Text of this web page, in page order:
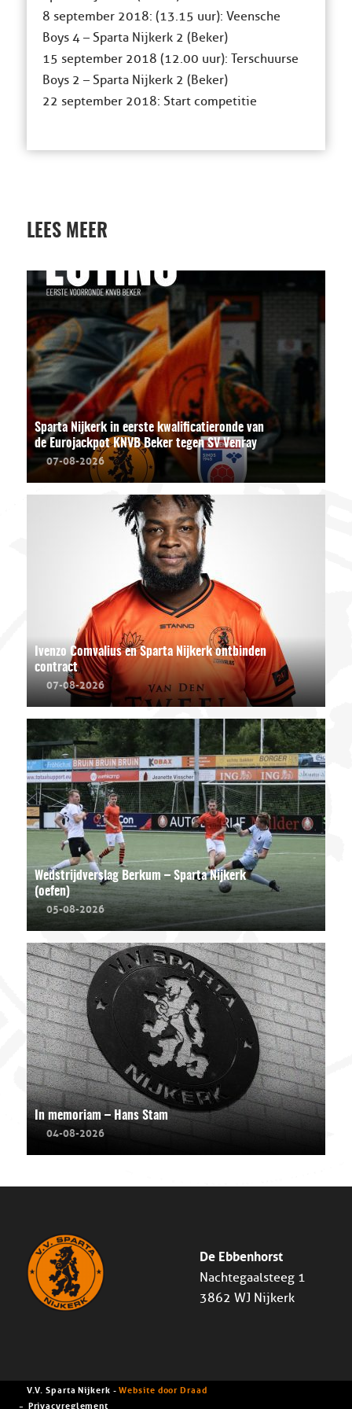
8 september 2018: (13.15 uur): Veensche
Boys 4 – Sparta Nijkerk 2 (Beker)
15 september 2018 (12.00 uur): Terschuurse
Boys 2 – Sparta Nijkerk 2 (Beker)
22 september 2018: Start competitie
LEES MEER
Sparta Nijkerk in eerste kwalificatieronde van
de Eurojackpot KNVB Beker tegen SV Venray
07-08-2026
Ivenzo Comvalius en Sparta Nijkerk ontbinden
contract
07-08-2026
Wedstrijdverslag Berkum – Sparta Nijkerk
(oefen)
05-08-2026
In memoriam – Hans Stam
04-08-2026
De Ebbenhorst
Nachtegaalsteeg 1
3862 WJ Nijkerk
V.V. Sparta Nijkerk -Website door Draad
Privacyreglement